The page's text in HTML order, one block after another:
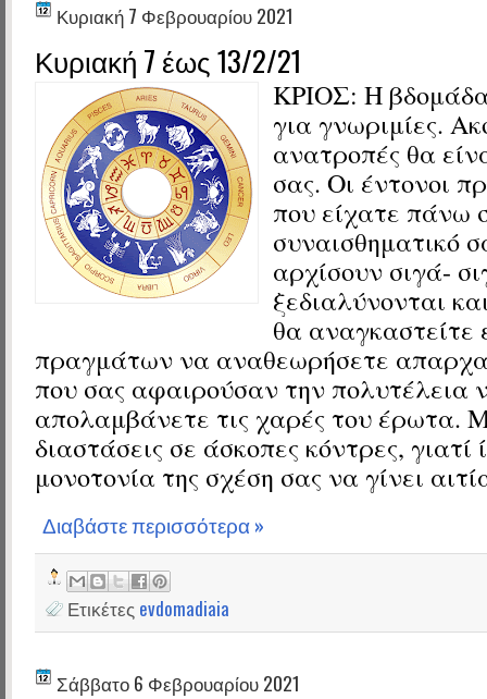
Κυριακή 7 Φεβρουαρίου 2021
Κυριακή 7 έως 13/2/21
ΚΡΙΟΣ: Η
για γνωριμίες.
ανατροπές θα
σας. Οι έντονοι
που είχατε πάνω
συναισθηματικό
αρχίσουν σιγά-
ξεδιαλύνονται
θα αναγκαστείτε
πραγμάτων να αναθεωρήσετε
που σας αφαιρούσαν την πολυτέλεια
απολαμβάνετε τις χαρές του έρωτα.
διαστάσεις σε άσκοπες κόντρες, γιατί
μονοτονία της σχέση σας να γίνει
Διαβάστε περισσότερα »
Ετικέτες evdomadiaia
Σάββατο 6 Φεβρουαρίου 2021